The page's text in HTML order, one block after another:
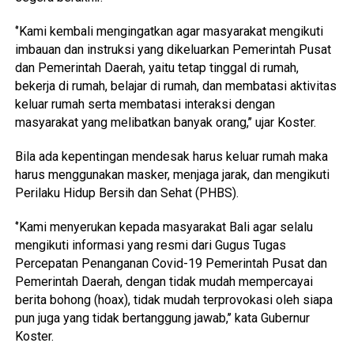
‘’Kami kembali mengingatkan agar masyarakat mengikuti
imbauan dan instruksi yang dikeluarkan Pemerintah Pusat
dan Pemerintah Daerah, yaitu tetap tinggal di rumah,
bekerja di rumah, belajar di rumah, dan membatasi aktivitas
keluar rumah serta membatasi interaksi dengan
masyarakat yang melibatkan banyak orang,’’ ujar Koster.
Bila ada kepentingan mendesak harus keluar rumah maka
harus menggunakan masker, menjaga jarak, dan mengikuti
Perilaku Hidup Bersih dan Sehat (PHBS).
‘’Kami menyerukan kepada masyarakat Bali agar selalu
mengikuti informasi yang resmi dari Gugus Tugas
Percepatan Penanganan Covid-19 Pemerintah Pusat dan
Pemerintah Daerah, dengan tidak mudah mempercayai
berita bohong (hoax), tidak mudah terprovokasi oleh siapa
pun juga yang tidak bertanggung jawab,’’ kata Gubernur
Koster.